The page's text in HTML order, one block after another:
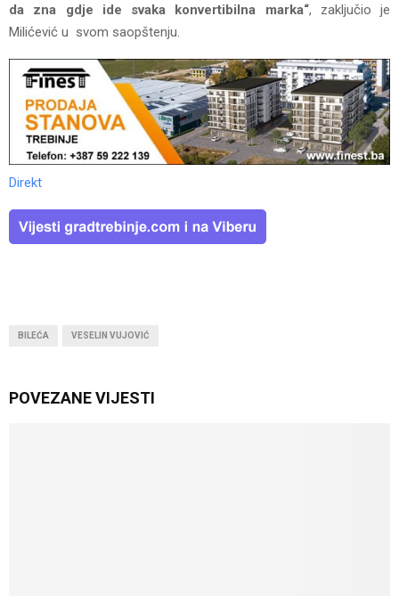
da zna gdje ide svaka konvertibilna marka“, zaključio je
Milićević u svom saopštenju.
Direkt
BILEĆA VESELIN VUJOVIĆ
POVEZANE VIJESTI